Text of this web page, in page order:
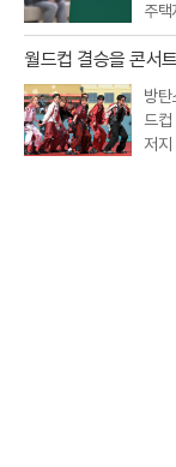
주택
장
제
월드컵 결승을 콘서
방탄
드
저